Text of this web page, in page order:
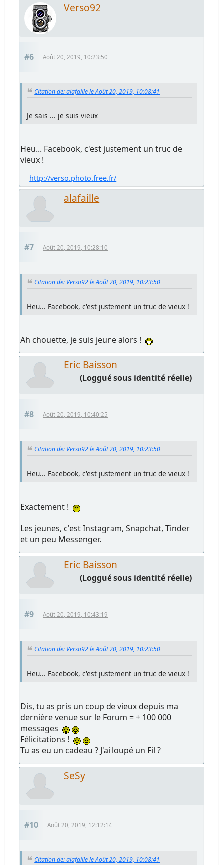
Verso92
#6 Août 20, 2019, 10:23:50
Citation de: alafaille le Août 20, 2019, 10:08:41
Je sais ... je suis vieux
Heu... Facebook, c'est justement un truc de
vieux !
http://verso.photo.free.fr/
alafaille
#7 Août 20, 2019, 10:28:10
Citation de: Verso92 le Août 20, 2019, 10:23:50
Heu... Facebook, c'est justement un truc de vieux !
Ah chouette, je suis jeune alors !
Eric Baisson
(Loggué sous identité réelle)
#8 Août 20, 2019, 10:40:25
Citation de: Verso92 le Août 20, 2019, 10:23:50
Heu... Facebook, c'est justement un truc de vieux !
Exactement !
Les jeunes, c'est Instagram, Snapchat, Tinder
et un peu Messenger.
Eric Baisson
(Loggué sous identité réelle)
#9 Août 20, 2019, 10:43:19
Citation de: Verso92 le Août 20, 2019, 10:23:50
Heu... Facebook, c'est justement un truc de vieux !
Dis, tu as pris un coup de vieux depuis ma
dernière venue sur le Forum = + 100 000
messages
Félicitations !
Tu as eu un cadeau ? J'ai loupé un Fil ?
SeSy
#10 Août 20, 2019, 12:12:14
Citation de: alafaille le Août 20, 2019, 10:08:41